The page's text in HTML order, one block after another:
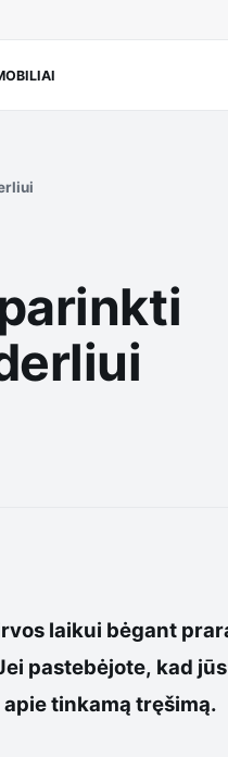
laikui bėgant
pastebėjote, kad
tinkamą tręšimą.